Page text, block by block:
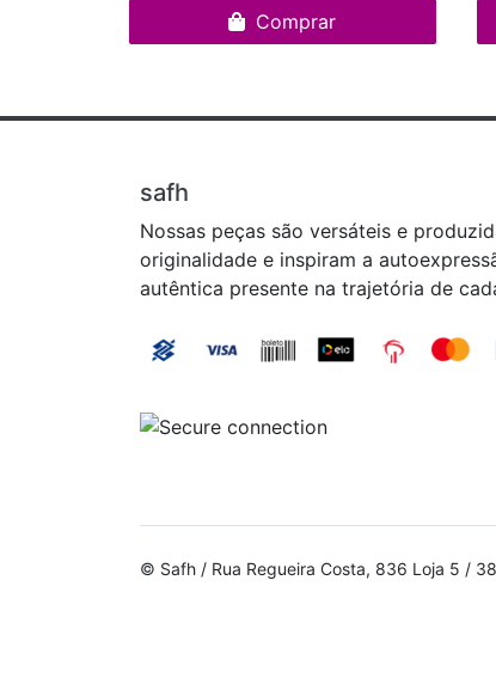
Comprar
safh
Nossas peças são versáteis e
originalidade e inspiram a
autêntica presente na trajetória de
© Safh / Rua Regueira Costa, 836 Loja 5 /